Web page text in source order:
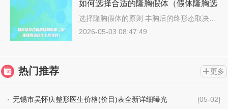
如何选择合适的隆胸假体（假体隆胸选
择什么形状好）
选择隆胸假体的原则 丰胸后的终形态取决…
2026-05-03 08:47:49
热门推荐 更多
[05-02]
无锡市吴怀庆整形医生价格(价目)表全新详细曝光